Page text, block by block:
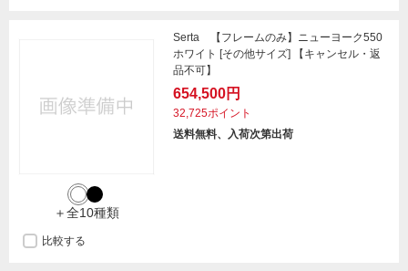
＋全10種類
Serta 【フレームのみ】ニューヨーク550
ホワイト [その他サイズ] 【キャンセル・返
品不可】
654,500円
32,725ポイント
送料無料、入荷次第出荷
比較する